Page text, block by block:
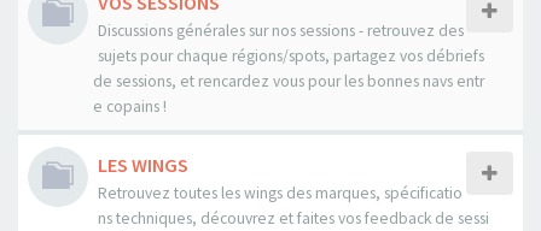
Discussions générales sur nos sessions - retrouvez des
sujets pour chaque régions/spots, partagez vos débriefs
de sessions, et rencardez vous pour les bonnes navs entr
e copains !
LES WINGS
Retrouvez toutes les wings des marques, spécificatio
ns techniques, découvrez et faites vos feedback de sessi